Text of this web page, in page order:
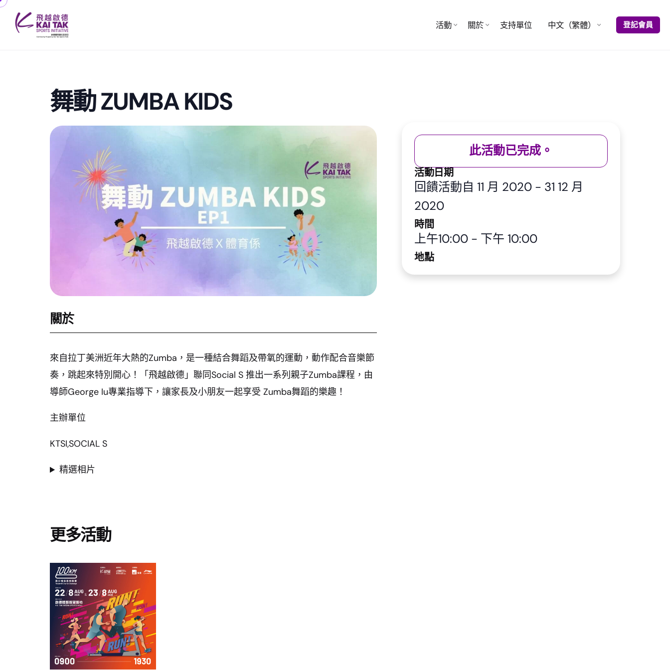
活動 關於 支持單位 中文（繁體） 登記會員
舞動 ZUMBA KIDS
關於
來自拉丁美洲近年大熱的Zumba，是一種結合舞蹈及帶氧的運動，動作配合音樂節
奏，跳起來特別開心！「飛越啟德」聯同Social S 推出一系列親子Zumba課程，由
導師George Iu專業指導下，讓家長及小朋友一起享受 Zumba舞蹈的樂趣！
主辦單位
KTSI,SOCIAL S
精選相片
此活動已完成。
活動日期
回饋活動自 11 月 2020 - 31 12 月
2020
時間
上午10:00 - 下午 10:00
地點
更多活動